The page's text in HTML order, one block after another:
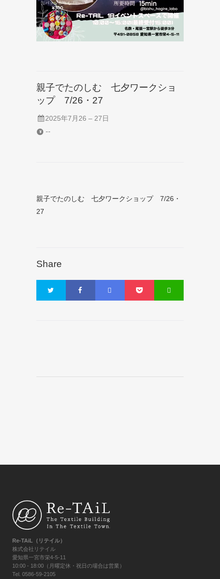
親子でたのしむ 七夕ワークショ
ップ 7/26・27
2025年7月26 – 27日
--
親子でたのしむ 七夕ワークショップ 7/26・
27
Share
Re-TAiL（リテイル）
株式会社リテイル
愛知県一宮市栄4-5-11
10:00 - 18:00（月曜定休・祝日の場合は営業）
Tel. 0586-59-2105